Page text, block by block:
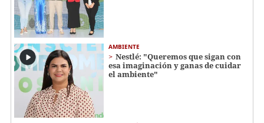
AMBIENTE
Nestlé: "Queremos que sigan con
esa imaginación y ganas de cuidar
el ambiente"